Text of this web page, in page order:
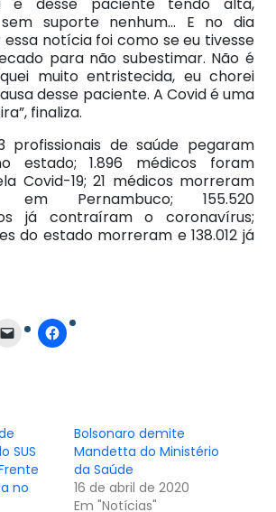
suporte nenhum… E no dia
notícia foi como se eu tivesse
para não subestimar. Não é
muito entristecida, eu chorei
desse paciente. A Covid é uma
finaliza.
profissionais de saúde pegaram
estado; 1.896 médicos foram
Covid-19; 21 médicos morreram
Pernambuco; 155.520
já contraíram o coronavírus;
do estado morreram e 138.012 já
SUS
no
Bolsonaro demite
Mandetta do Ministério
da Saúde
16 de abril de 2020
Em "Notícias"